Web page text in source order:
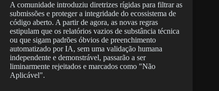
A comunidade introduziu diretrizes rígidas para filtrar as
submissões e proteger a integridade do ecossistema de
código aberto. A partir de agora, as novas regras
estipulam que os relatórios vazios de substância técnica
ou que sigam padrões óbvios de preenchimento
automatizado por IA, sem uma validação humana
independente e demonstrável, passarão a ser
liminarmente rejeitados e marcados como "Não
Aplicável".